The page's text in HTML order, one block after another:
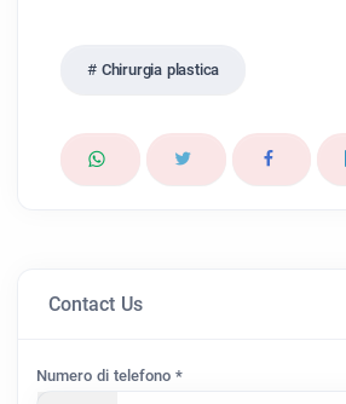
Chirurgia plastica
Contact Us
Numero di telefono *